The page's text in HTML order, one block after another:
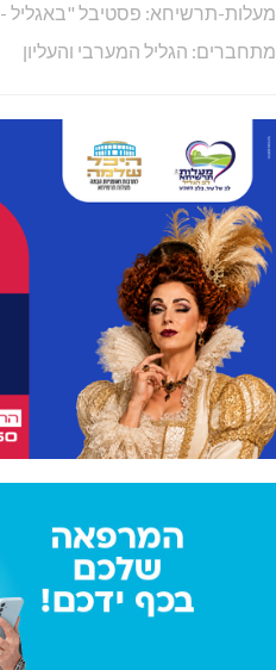
גם בחום הכבד: לא מוותרים על
בדיקות פוליגרף במקומות עבודה –